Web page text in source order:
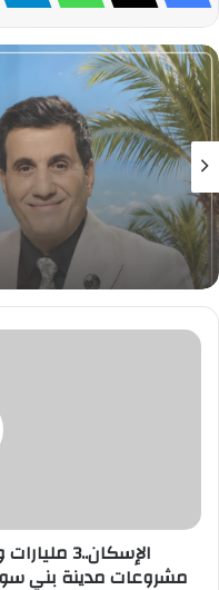
فن
الأحد.. أحمد شيبة
مارسيليا بيتش
بني
الجديدة
مشروعات مدينة بني